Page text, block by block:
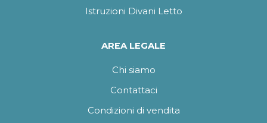
Istruzioni Divani Letto
AREA LEGALE
Chi siamo
Contattaci
Condizioni di vendita